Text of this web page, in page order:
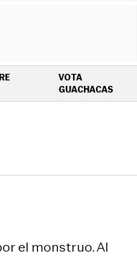
IN NEW WINDOW
VOTA
GUACHACAS
el monstruo. Al